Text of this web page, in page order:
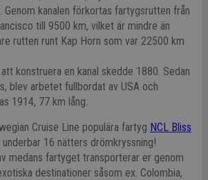
kanalen förkortas fartygsrutten från
till 9500 km, vilket är mindre än
rutten runt Kap Horn som var 22500 km
konstruera en kanal skedde 1880. Sedan
blev arbetet fullbordat av USA och
1914, 77 km lång.
Cruise Line populära fartyg NCL Bliss
16 nätters drömkryssning!
medans fartyget transporterar er genom
destinationer såsom ex. Colombia,